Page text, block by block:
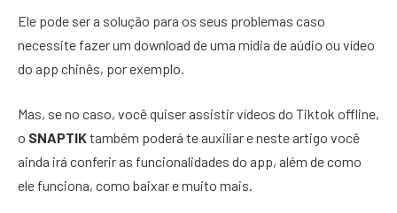
Ele pode ser a solução para os seus problemas caso
necessite fazer um download de uma mídia de aúdio ou vídeo
do app chinês, por exemplo.
Mas, se no caso, você quiser assistir vídeos do Tiktok offline,
o SNAPTIKtambém poderá te auxiliar e neste artigo você
ainda irá conferir as funcionalidades do app, além de como
ele funciona, como baixar e muito mais.